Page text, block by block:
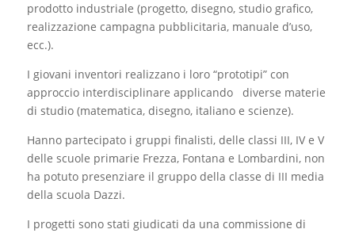
prodotto industriale (progetto, disegno, studio grafico,
realizzazione campagna pubblicitaria, manuale d’uso,
ecc.).
I giovani inventori realizzano i loro “prototipi” con
approccio interdisciplinare applicando diverse materie
di studio (matematica, disegno, italiano e scienze).
Hanno partecipato i gruppi finalisti, delle classi III, IV e V
delle scuole primarie Frezza, Fontana e Lombardini, non
ha potuto presenziare il gruppo della classe di III media
della scuola Dazzi.
I progetti sono stati giudicati da una commissione di